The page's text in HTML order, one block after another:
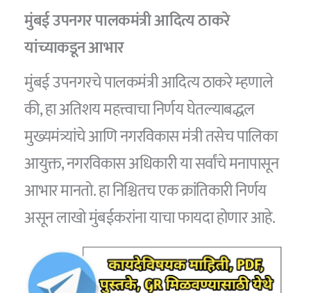
मुंबई उपनगर पालकमंत्री आदित्य ठाकरे
यांच्याकडून आभार
मुंबई उपनगरचे पालकमंत्री आदित्य ठाकरे म्हणाले
की, हा अतिशय महत्त्वाचा निर्णय घेतल्याबद्धल
मुख्यमंत्र्यांचे आणि नगरविकास मंत्री तसेच पालिका
आयुक्त, नगरविकास अधिकारी या सर्वांचे मनापासून
आभार मानतो. हा निश्चितच एक क्रांतिकारी निर्णय
असून लाखो मुंबईकरांना याचा फायदा होणार आहे.